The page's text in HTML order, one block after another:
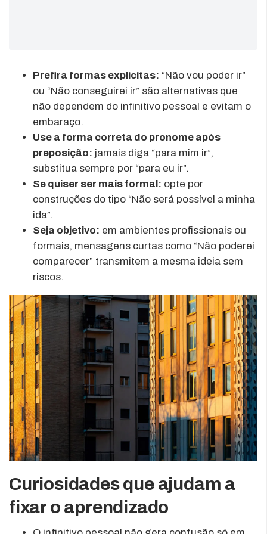
Prefira formas explícitas: “Não vou poder ir”
ou “Não conseguirei ir” são alternativas que
não dependem do infinitivo pessoal e evitam o
embaraço.
Use a forma correta do pronome após
preposição: jamais diga “para mim ir”,
substitua sempre por “para eu ir”.
Se quiser ser mais formal: opte por
construções do tipo “Não será possível a minha
ida”.
Seja objetivo: em ambientes profissionais ou
formais, mensagens curtas como “Não poderei
comparecer” transmitem a mesma ideia sem
riscos.
Curiosidades que ajudam a
fixar o aprendizado